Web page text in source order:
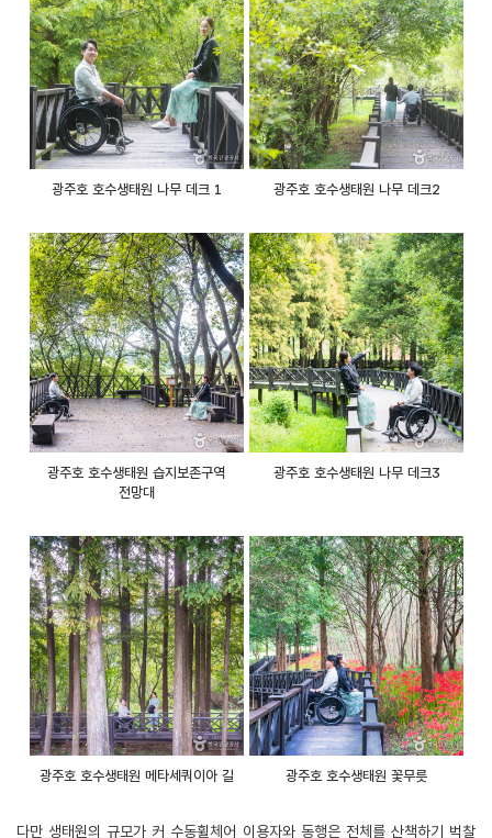
광주호 호수생태원 나무 데크 1 광주호 호수생태원 나무 데크2
광주호 호수생태원 습지보존구역
전망대
광주호 호수생태원 나무 데크3
광주호 호수생태원 메타세쿼이아 길 광주호 호수생태원 꽃무릇
다만 생태원의 규모가 커 수동휠체어 이용자와 동행은 전체를 산책하기 벅찰